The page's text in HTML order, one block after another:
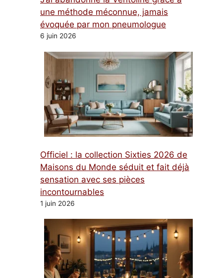
une méthode méconnue, jamais
évoquée par mon pneumologue
6 juin 2026
Officiel : la collection Sixties 2026 de
Maisons du Monde séduit et fait déjà
sensation avec ses pièces
incontournables
1 juin 2026